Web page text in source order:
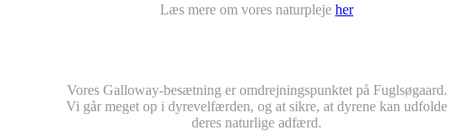
Læs mere om vores naturpleje her
Vores Galloway-besætning er omdrejningspunktet på Fuglsøgaard.
Vi går meget op i dyrevelfærden, og at sikre, at dyrene kan udfolde
deres naturlige adfærd.